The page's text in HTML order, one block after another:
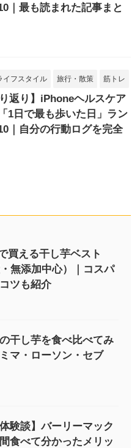
｜最も読まれた記事まと
イフスタイル 旅行・散策 筋トレ
り返り】iPhoneヘルスケア
1日で最も歩いた日」ラン
｜自分の行動ログを完全
買える干し芋ベスト
無添加中心）｜コスパ
ツも紹介
干し芋を食べ比べてみ
マ・ローソン・セブ
体験談】バーリーマック
食べて分かったメリッ